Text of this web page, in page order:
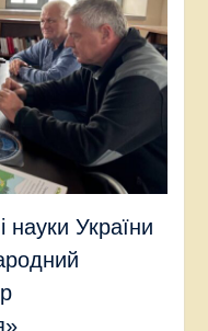
науки України